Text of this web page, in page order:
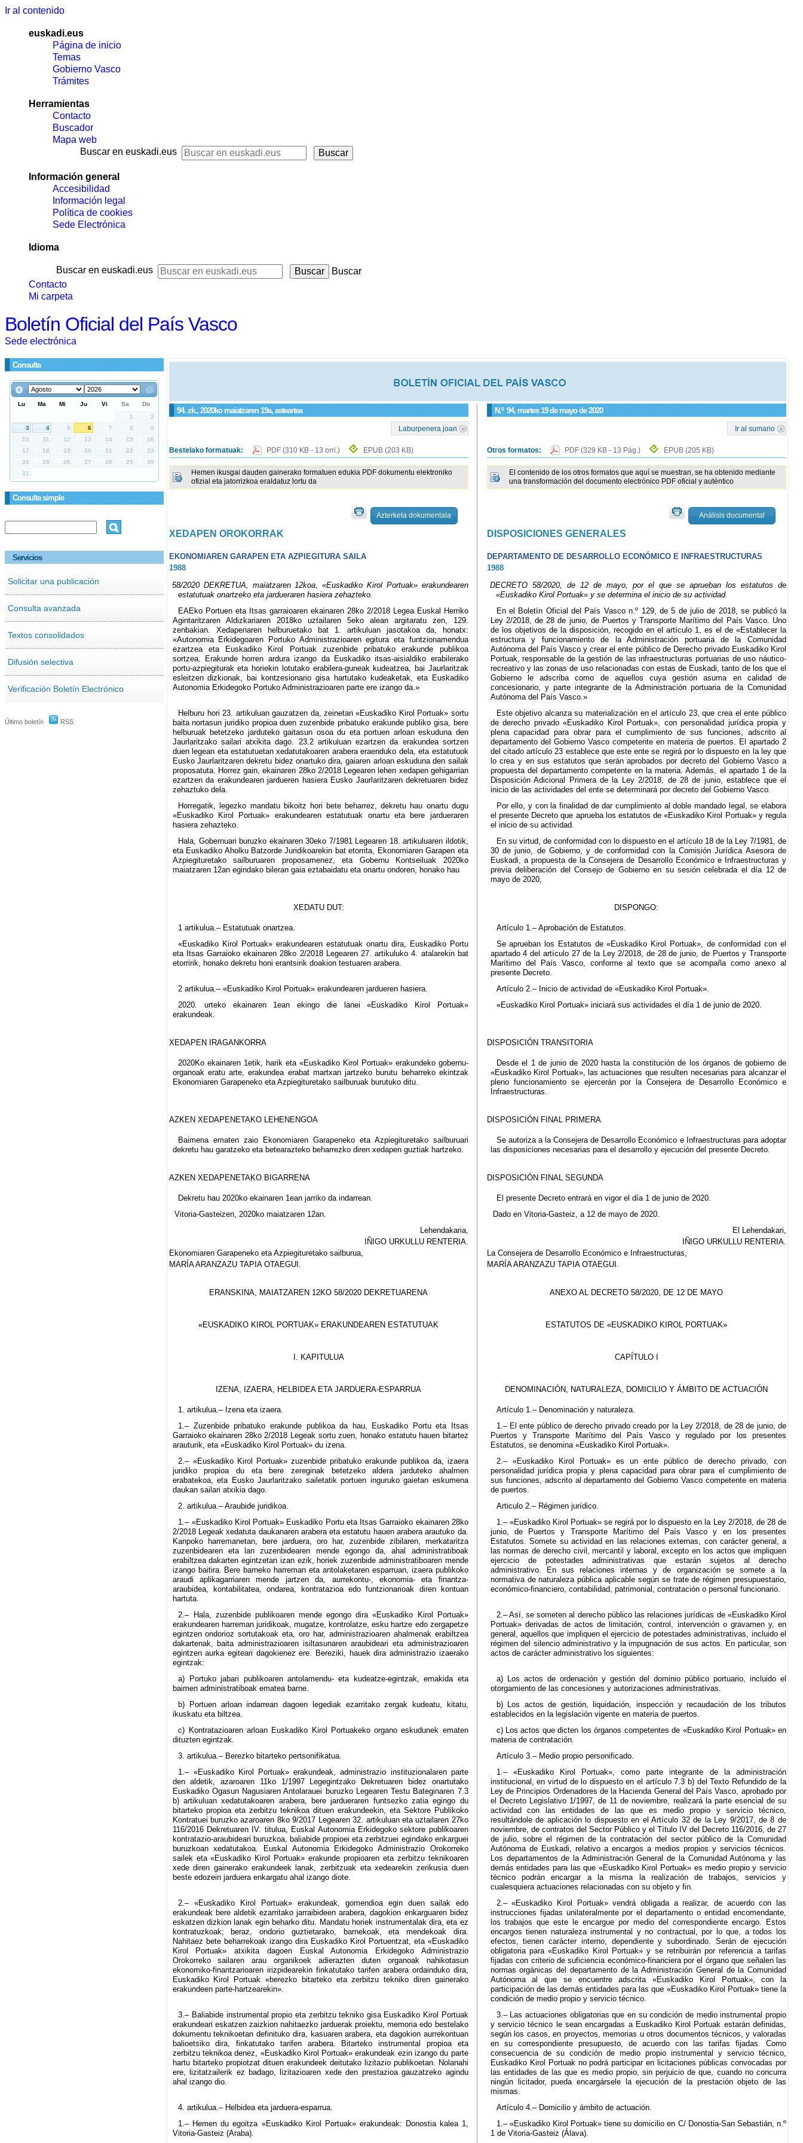
Ir al contenido
euskadi.eus
Página de inicio
Temas
Gobierno Vasco
Trámites
Herramientas
Contacto
Buscador
Mapa web
Buscar en euskadi.eus
Información general
Accesibilidad
Información legal
Política de cookies
Sede Electrónica
Idioma
Buscar en euskadi.eus
Buscar
Contacto
Mi carpeta
Boletín Oficial del País Vasco
Sede electrónica
Consulta
Consulta simple
Servicios
Solicitar una publicación
Consulta avanzada
Textos consolidados
Difusión selectiva
Verificación Boletín Electrónico
Último boletín RSS
94. zk., 2020ko maiatzaren 19a, asteartea N.º 94, martes 19 de mayo de 2020
Laburpenera joan
Bestelako formatuak: PDF (310 KB - 13 orri.) EPUB (203 KB)
Hemen ikusgai dauden gainerako formatuen edukia PDF dokumentu elektroniko
ofizial eta jatorrizkoa eraldatuz lortu da
Azterketa dokumentala
Ir al sumario
Otros formatos: PDF (329 KB - 13 Pág.) EPUB (205 KB)
El contenido de los otros formatos que aquí se muestran, se ha obtenido mediante
una transformación del documento electrónico PDF oficial y auténtico
Análisis documental
XEDAPEN OROKORRAK DISPOSICIONES GENERALES
EKONOMIAREN GARAPEN ETA AZPIEGITURA SAILA
DEPARTAMENTO DE DESARROLLO ECONÓMICO E INFRAESTRUCTURAS
1988
1988
58/2020 DEKRETUA, maiatzaren 12koa, «Euskadiko Kirol Portuak» erakundearen
estatutuak onartzeko eta jardueraren hasiera zehazteko.
DECRETO 58/2020, de 12 de mayo, por el que se aprueban los estatutos de
«Euskadiko Kirol Portuak» y se determina el inicio de su actividad.
EAEko Portuen eta Itsas garraioaren ekainaren 28ko 2/2018 Legea Euskal Herriko
Agintaritzaren Aldizkariaren 2018ko uztailaren 5eko alean argitaratu zen, 129.
zenbakian. Xedapenaren helburuetako bat 1. artikuluan jasotakoa da, honatx:
«Autonomia Erkidegoaren Portuko Administrazioaren egitura eta funtzionamendua
ezartzea eta Euskadiko Kirol Portuak zuzenbide pribatuko erakunde publikoa
sortzea. Erakunde horren ardura izango da Euskadiko itsas-aisialdiko erabilerako
portu-azpiegiturak eta horiekin lotutako erabilera-guneak kudeatzea, bai Jaurlaritzak
esleitzen dizkionak, bai kontzesionario gisa hartutako kudeaketak, eta Euskadiko
Autonomia Erkidegoko Portuko Administrazioaren parte ere izango da.»
En el Boletín Oficial del País Vasco n.º 129, de 5 de julio de 2018, se publicó la
Ley 2/2018, de 28 de junio, de Puertos y Transporte Marítimo del País Vasco. Uno
de los objetivos de la disposición, recogido en el artículo 1, es el de «Establecer la
estructura y funcionamiento de la Administración portuaria de la Comunidad
Autónoma del País Vasco y crear el ente público de Derecho privado Euskadiko Kirol
Portuak, responsable de la gestión de las infraestructuras portuarias de uso náutico-
recreativo y las zonas de uso relacionadas con estas de Euskadi, tanto de los que el
Gobierno le adscriba como de aquellos cuya gestión asuma en calidad de
concesionario, y parte integrante de la Administración portuaria de la Comunidad
Autónoma del País Vasco.»
Helburu hori 23. artikuluan gauzatzen da, zeinetan «Euskadiko Kirol Portuak» sortu
baita nortasun juridiko propioa duen zuzenbide pribatuko erakunde publiko gisa, bere
helburuak betetzeko jarduteko gaitasun osoa du eta portuen arloan eskuduna den
Jaurlaritzako sailari atxikita dago. 23.2 artikuluan ezartzen da erakundea sortzen
duen legean eta estatutuetan xedatutakoaren arabera eraenduko dela, eta estatutuok
Eusko Jaurlaritzaren dekretu bidez onartuko dira, gaiaren arloan eskuduna den sailak
proposatuta. Horrez gain, ekainaren 28ko 2/2018 Legearen lehen xedapen gehigarrian
ezartzen da erakundearen jardueren hasiera Eusko Jaurlaritzaren dekretuaren bidez
zehaztuko dela.
Este objetivo alcanza su materialización en el artículo 23, que crea el ente público
de derecho privado «Euskadiko Kirol Portuak», con personalidad jurídica propia y
plena capacidad para obrar para el cumplimiento de sus funciones, adscrito al
departamento del Gobierno Vasco competente en materia de puertos. El apartado 2
del citado artículo 23 establece que este ente se regirá por lo dispuesto en la ley que
lo crea y en sus estatutos que serán aprobados por decreto del Gobierno Vasco a
propuesta del departamento competente en la materia. Además, el apartado 1 de la
Disposición Adicional Primera de la Ley 2/2018, de 28 de junio, establece que el
inicio de las actividades del ente se determinará por decreto del Gobierno Vasco.
Horregatik, legezko mandatu bikoitz hori bete beharrez, dekretu hau onartu dugu
«Euskadiko Kirol Portuak» erakundearen estatutuak onartu eta bere jardueraren
hasiera zehazteko.
Por ello, y con la finalidad de dar cumplimiento al doble mandado legal, se elabora
el presente Decreto que aprueba los estatutos de «Euskadiko Kirol Portuak» y regula
el inicio de su actividad.
Hala, Gobernuari buruzko ekainaren 30eko 7/1981 Legearen 18. artikuluaren ildotik,
eta Euskadiko Aholku Batzorde Juridikoarekin bat etorrita, Ekonomiaren Garapen eta
Azpiegituretako sailburuaren proposamenez, eta Gobernu Kontseiluak 2020ko
maiatzaren 12an egindako bileran gaia eztabaidatu eta onartu ondoren, honako hau
En su virtud, de conformidad con lo dispuesto en el artículo 18 de la Ley 7/1981, de
30 de junio, de Gobierno, y de conformidad con la Comisión Jurídica Asesora de
Euskadi, a propuesta de la Consejera de Desarrollo Económico e Infraestructuras y
previa deliberación del Consejo de Gobierno en su sesión celebrada el día 12 de
mayo de 2020,
XEDATU DUT: DISPONGO:
1 artikulua.– Estatutuak onartzea.
Artículo 1.– Aprobación de Estatutos.
«Euskadiko Kirol Portuak» erakundearen estatutuak onartu dira, Euskadiko Portu
eta Itsas Garraioko ekainaren 28ko 2/2018 Legearen 27. artikuluko 4. atalarekin bat
etorririk, honako dekretu honi erantsirik doakion testuaren arabera.
Se aprueban los Estatutos de «Euskadiko Kirol Portuak», de conformidad con el
apartado 4 del artículo 27 de la Ley 2/2018, de 28 de junio, de Puertos y Transporte
Marítimo del País Vasco, conforme al texto que se acompaña como anexo al
presente Decreto.
2 artikulua.– «Euskadiko Kirol Portuak» erakundearen jardueren hasiera.
Artículo 2.– Inicio de actividad de «Euskadiko Kirol Portuak».
2020. urteko ekainaren 1ean ekingo die lanei «Euskadiko Kirol Portuak»
erakundeak.
«Euskadiko Kirol Portuak» iniciará sus actividades el día 1 de junio de 2020.
XEDAPEN IRAGANKORRA DISPOSICIÓN TRANSITORIA
2020Ko ekainaren 1etik, harik eta «Euskadiko Kirol Portuak» erakundeko gobernu-
organoak eratu arte, erakundea erabat martxan jartzeko burutu beharreko ekintzak
Ekonomiaren Garapeneko eta Azpiegituretako sailburuak burutuko ditu.
Desde el 1 de junio de 2020 hasta la constitución de los órganos de gobierno de
«Euskadiko Kirol Portuak», las actuaciones que resulten necesarias para alcanzar el
pleno funcionamiento se ejercerán por la Consejera de Desarrollo Económico e
Infraestructuras.
AZKEN XEDAPENETAKO LEHENENGOA DISPOSICIÓN FINAL PRIMERA
Baimena ematen zaio Ekonomiaren Garapeneko eta Azpiegituretako sailburuari
dekretu hau garatzeko eta betearazteko beharrezko diren xedapen guztiak hartzeko.
Se autoriza a la Consejera de Desarrollo Económico e Infraestructuras para adoptar
las disposiciones necesarias para el desarrollo y ejecución del presente Decreto.
AZKEN XEDAPENETAKO BIGARRENA DISPOSICIÓN FINAL SEGUNDA
Dekretu hau 2020ko ekainaren 1ean jarriko da indarrean.
El presente Decreto entrará en vigor el día 1 de junio de 2020.
Vitoria-Gasteizen, 2020ko maiatzaren 12an.
Dado en Vitoria-Gasteiz, a 12 de mayo de 2020.
Lehendakaria,
El Lehendakari,
IÑIGO URKULLU RENTERIA.
IÑIGO URKULLU RENTERIA.
Ekonomiaren Garapeneko eta Azpiegituretako sailburua,
La Consejera de Desarrollo Económico e Infraestructuras,
MARÍA ARANZAZU TAPIA OTAEGUI.
MARÍA ARANZAZU TAPIA OTAEGUI.
ERANSKINA, MAIATZAREN 12KO 58/2020 DEKRETUARENA ANEXO AL DECRETO 58/2020, DE 12 DE MAYO
«EUSKADIKO KIROL PORTUAK» ERAKUNDEAREN ESTATUTUAK ESTATUTOS DE «EUSKADIKO KIROL PORTUAK»
I. KAPITULUA CAPÍTULO I
IZENA, IZAERA, HELBIDEA ETA JARDUERA-ESPARRUA DENOMINACIÓN, NATURALEZA, DOMICILIO Y ÁMBITO DE ACTUACIÓN
1. artikulua.– Izena eta izaera.
Artículo 1.– Denominación y naturaleza.
1.– Zuzenbide pribatuko erakunde publikoa da hau, Euskadiko Portu eta Itsas
Garraioko ekainaren 28ko 2/2018 Legeak sortu zuen, honako estatutu hauen bitartez
arauturik, eta «Euskadiko Kirol Portuak» du izena.
1.– El ente público de derecho privado creado por la Ley 2/2018, de 28 de junio, de
Puertos y Transporte Marítimo del País Vasco y regulado por los presentes
Estatutos, se denomina «Euskadiko Kirol Portuak».
2.– «Euskadiko Kirol Portuak» zuzenbide pribatuko erakunde publikoa da, izaera
juridiko propioa du eta bere zereginak betetzeko aldera jarduteko ahalmen
erabatekoa, eta Eusko Jaurlaritzako sailetatik portuen inguruko gaietan eskumena
daukan sailari atxikia dago.
2.– «Euskadiko Kirol Portuak» es un ente público de derecho privado, con
personalidad jurídica propia y plena capacidad para obrar para el cumplimiento de
sus funciones, adscrito al departamento del Gobierno Vasco competente en materia
de puertos.
2. artikulua.– Araubide juridikoa.
Articulo 2.– Régimen jurídico.
1.– «Euskadiko Kirol Portuak» Euskadiko Portu eta Itsas Garraioko ekainaren 28ko
2/2018 Legeak xedatuta daukanaren arabera eta estatutu hauen arabera arautuko da.
Kanpoko harremanetan, bere jarduera, oro har, zuzenbide zibilaren, merkataritza
zuzenbidearen eta lan zuzenbidearen mende egongo da, ahal administratiboak
erabiltzea dakarten egintzetan izan ezik, horiek zuzenbide administratiboaren mende
izango baitira. Bere barneko harreman eta antolaketaren esparruan, izaera publikoko
araudi aplikagarriaren mende jartzen da, aurrekontu-, ekonomia- eta finantza-
araubidea, kontabilitatea, ondarea, kontratazioa edo funtzionarioak diren kontuan
hartuta.
1.– «Euskadiko Kirol Portuak» se regirá por lo dispuesto en la Ley 2/2018, de 28 de
junio, de Puertos y Transporte Marítimo del País Vasco y en los presentes
Estatutos. Somete su actividad en las relaciones externas, con carácter general, a
las normas de derecho civil, mercantil y laboral, excepto en los actos que impliquen
ejercicio de potestades administrativas que estarán sujetos al derecho
administrativo. En sus relaciones internas y de organización se somete a la
normativa de naturaleza pública aplicable según se trate de régimen presupuestario,
económico-financiero, contabilidad, patrimonial, contratación o personal funcionario.
2.– Hala, zuzenbide publikoaren mende egongo dira «Euskadiko Kirol Portuak»
erakundearen harreman juridikoak, mugatze, kontrolatze, esku hartze edo zergapetze
egintzen ondorioz sortutakoak eta, oro har, administrazioaren ahalmenak erabiltzea
dakartenak, baita administrazioaren isiltasunaren araubideari eta administrazioaren
egintzen aurka egiteari dagokienez ere. Bereziki, hauek dira administrazio izaerako
egintzak:
2.– Así, se someten al derecho público las relaciones jurídicas de «Euskadiko Kirol
Portuak» derivadas de actos de limitación, control, intervención o gravamen y, en
general, aquellos que impliquen el ejercicio de potestades administrativas, incluido el
régimen del silencio administrativo y la impugnación de sus actos. En particular, son
actos de carácter administrativo los siguientes:
a) Portuko jabari publikoaren antolamendu- eta kudeatze-egintzak, emakida eta
baimen administratiboak ematea barne.
a) Los actos de ordenación y gestión del dominio público portuario, incluido el
otorgamiento de las concesiones y autorizaciones administrativas.
b) Portuen arloan indarrean dagoen legediak ezarritako zergak kudeatu, kitatu,
ikuskatu eta biltzea.
b) Los actos de gestión, liquidación, inspección y recaudación de los tributos
establecidos en la legislación vigente en materia de puertos.
c) Kontratazioaren arloan Euskadiko Kirol Portuakeko organo eskudunek ematen
dituzten egintzak.
c) Los actos que dicten los órganos competentes de «Euskadiko Kirol Portuak» en
materia de contratación.
3. artikulua.– Berezko bitarteko pertsonifikatua.
Artículo 3.– Medio propio personificado.
1.– «Euskadiko Kirol Portuak» erakundeak, administrazio instituzionalaren parte
den aldetik, azaroaren 11ko 1/1997 Legegintzako Dekretuaren bidez onartutako
Euskadiko Ogasun Nagusiaren Antolarauei buruzko Legearen Testu Bateginaren 7.3
b) artikuluan xedatutakoaren arabera, bere jardueraren funtsezko zatia egingo du
bitarteko propioa eta zerbitzu teknikoa dituen erakundeekin, eta Sektore Publikoko
Kontratuei buruzko azaroaren 8ko 9/2017 Legearen 32. artikuluan eta uztailaren 27ko
116/2016 Dekretuaren IV. titulua, Euskal Autonomia Erkidegoko sektore publikoaren
kontratazio-araubideari buruzkoa, baliabide propioei eta zerbitzuei egindako enkarguei
buruzkoan xedatutakoa. Euskal Autonomia Erkidegoko Administrazio Orokorreko
sailek eta «Euskadiko Kirol Portuak» erakunde propioaren eta zerbitzu teknikoaren
xede diren gainerako erakundeek lanak, zerbitzuak eta xedearekin zerikusia duen
beste edozein jarduera enkargatu ahal izango diote.
1.– «Euskadiko Kirol Portuak», como parte integrante de la administración
institucional, en virtud de lo dispuesto en el artículo 7.3 b) del Texto Refundido de la
Ley de Principios Ordenadores de la Hacienda General del País Vasco, aprobado por
el Decreto Legislativo 1/1997, de 11 de noviembre, realizará la parte esencial de su
actividad con las entidades de las que es medio propio y servicio técnico,
resultándole de aplicación lo dispuesto en el Artículo 32 de la Ley 9/2017, de 8 de
noviembre, de contratos del Sector Público y el Título IV del Decreto 116/2016, de 27
de julio, sobre el régimen de la contratación del sector público de la Comunidad
Autónoma de Euskadi, relativo a encargos a medios propios y servicios técnicos.
Los departamentos de la Administración General de la Comunidad Autónoma y las
demás entidades para las que «Euskadiko Kirol Portuak» es medio propio y servicio
técnico podrán encargar a la misma la realización de trabajos, servicios y
cualesquiera actuaciones relacionadas con su objeto y fin.
2.– «Euskadiko Kirol Portuak» erakundeak, gomendioa egin duen sailak edo
erakundeak bere aldetik ezarritako jarraibideen arabera, dagokion enkarguaren bidez
eskatzen dizkion lanak egin beharko ditu. Mandatu horiek instrumentalak dira, eta ez
kontratuzkoak; beraz, ondorio guztietarako, barnekoak, eta mendekoak dira.
Nahitaez bete beharrekoak izango dira Euskadiko Kirol Portuentzat, eta «Euskadiko
Kirol Portuak» atxikita dagoen Euskal Autonomia Erkidegoko Administrazio
Orokorreko sailaren arau organikoek adierazten duten organoak nahikotasun
ekonomiko-finantzarioaren irizpidearekin finkatutako tarifen arabera ordainduko dira,
Euskadiko Kirol Portuak «berezko bitarteko eta zerbitzu tekniko diren gainerako
erakundeen parte-hartzearekin».
2.– «Euskadiko Kirol Portuak» vendrá obligada a realizar, de acuerdo con las
instrucciones fijadas unilateralmente por el departamento o entidad encomendante,
los trabajos que este le encargue por medio del correspondiente encargo. Estos
encargos tienen naturaleza instrumental y no contractual, por lo que, a todos los
efectos, tienen carácter interno, dependiente y subordinado. Serán de ejecución
obligatoria para «Euskadiko Kirol Portuak» y se retribuirán por referencia a tarifas
fijadas con criterio de suficiencia económico-financiera por el órgano que señalen las
normas orgánicas del departamento de la Administración General de la Comunidad
Autónoma al que se encuentre adscrita «Euskadiko Kirol Portuak», con la
participación de las demás entidades para las que «Euskadiko Kirol Portuak» tiene la
condición de medio propio y servicio técnico.
3.– Baliabide instrumental propio eta zerbitzu tekniko gisa Euskadiko Kirol Portuak
erakundeari eskatzen zaizkion nahitaezko jarduerak proiektu, memoria edo bestelako
dokumentu teknikoetan definituko dira, kasuaren arabera, eta dagokion aurrekontuan
balioetsiko dira, finkatutako tarifen arabera. Bitarteko instrumental propioa eta
zerbitzu teknikoa denez, «Euskadiko Kirol Portuak» erakundeak ezin izango du parte
hartu bitarteko propiotzat dituen erakundeek deitutako lizitazio publikoetan. Nolanahi
ere, lizitatzailerik ez badago, lizitazioaren xede den prestazioa gauzatzeko agindu
ahal izango dio.
3.– Las actuaciones obligatorias que en su condición de medio instrumental propio
y servicio técnico le sean encargadas a Euskadiko Kirol Portuak estarán definidas,
según los casos, en proyectos, memorias u otros documentos técnicos, y valoradas
en su correspondiente presupuesto, de acuerdo con las tarifas fijadas. Como
consecuencia de su condición de medio propio instrumental y servicio técnico,
Euskadiko Kirol Portuak no podrá participar en licitaciones públicas convocadas por
las entidades de las que es medio propio, sin perjuicio de que, cuando no concurra
ningún licitador, pueda encargársele la ejecución de la prestación objeto de las
mismas.
4. artikulua.– Helbidea eta jarduera-esparrua.
Artículo 4.– Domicilio y ámbito de actuación.
1.– Hemen du egoitza «Euskadiko Kirol Portuak» erakundeak: Donostia kalea 1,
Vitoria-Gasteiz (Araba).
1.– «Euskadiko Kirol Portuak» tiene su domicilio en C/ Donostia-San Sebastián, n.º
1 de Vitoria-Gasteiz (Álava).